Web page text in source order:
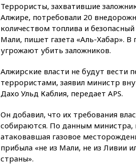
Террористы, захватившие
Алжире, потребовали 20
количеством топлива и
Мали, пишет газета «Аль-Хабар». В
угрожают убить заложников.
Алжирские власти не будут вести
террористами, заявил министр
Дахо Ульд Каблия, передает APS.
Он добавил, что их требования
собираются. По данным министра,
атаковавшая газовое
прибыла «не из Мали, не из Ливии
страны».